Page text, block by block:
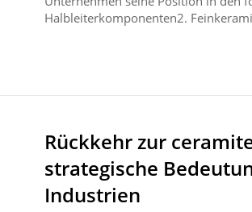
Halbleiterkomponenten2.
Rückkehr zur
strategische
Industrien